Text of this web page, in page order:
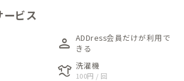
となっています。
や荷物が多い方でもゆとりある空間が確保
るい自然光が入るお部屋で、リモートワーク
。
ービス
person ADDress会員だけが利用で
きる
laundry 洗濯機
100円 / 回